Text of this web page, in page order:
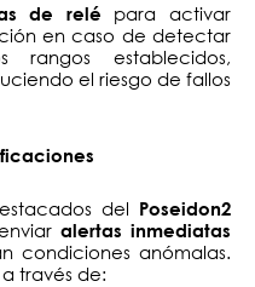
de relé
para activar
en caso de detectar
establecidos,
el riesgo de fallos
del Poseidon2
alertas inmediatas
condiciones anómalas.
través de: